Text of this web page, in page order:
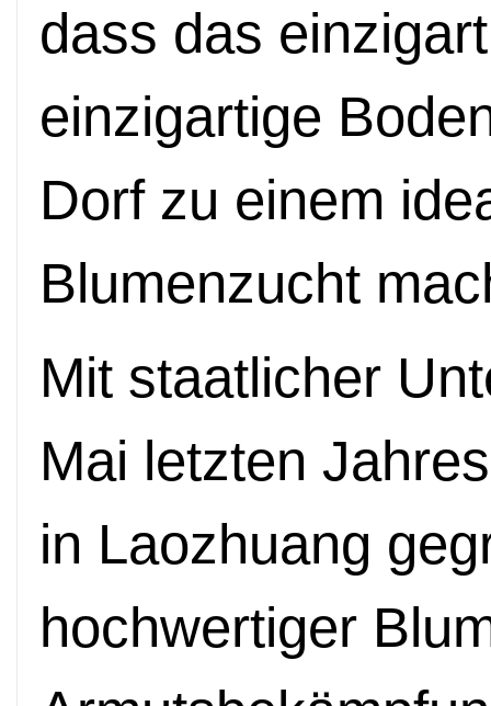
dass das
einzigartige
Dorf zu einem
Blumenzucht
Mit staatlicher
Mai letzten
in Laozhuang
hochwertiger